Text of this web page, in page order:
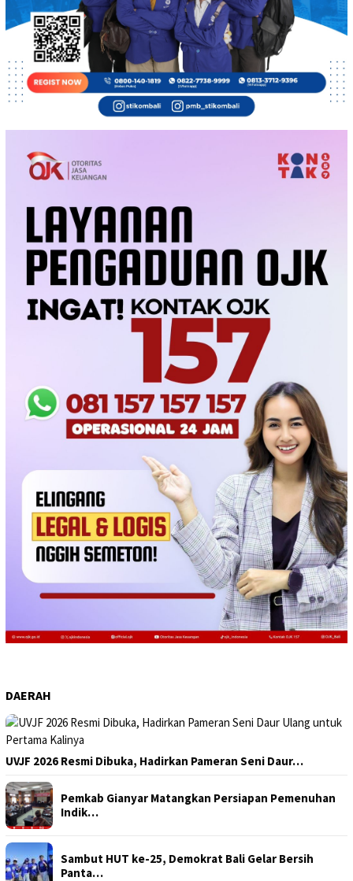
DAERAH
UVJF 2026 Resmi Dibuka, Hadirkan Pameran Seni Daur…
Pemkab Gianyar Matangkan Persiapan Pemenuhan
Indik…
Sambut HUT ke-25, Demokrat Bali Gelar Bersih
Panta…